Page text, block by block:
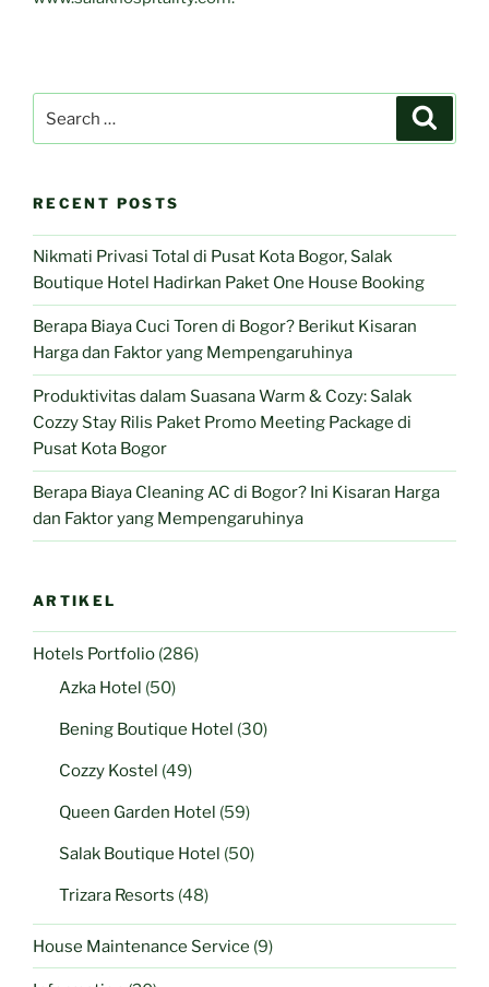
for:
RECENT POSTS
Nikmati Privasi Total di Pusat Kota Bogor, Salak
Boutique Hotel Hadirkan Paket One House Booking
Berapa Biaya Cuci Toren di Bogor? Berikut Kisaran
Harga dan Faktor yang Mempengaruhinya
Produktivitas dalam Suasana Warm & Cozy: Salak
Cozzy Stay Rilis Paket Promo Meeting Package di
Pusat Kota Bogor
Berapa Biaya Cleaning AC di Bogor? Ini Kisaran Harga
dan Faktor yang Mempengaruhinya
ARTIKEL
Hotels Portfolio (286)
Azka Hotel (50)
Bening Boutique Hotel (30)
Cozzy Kostel (49)
Queen Garden Hotel (59)
Salak Boutique Hotel (50)
Trizara Resorts (48)
House Maintenance Service (9)